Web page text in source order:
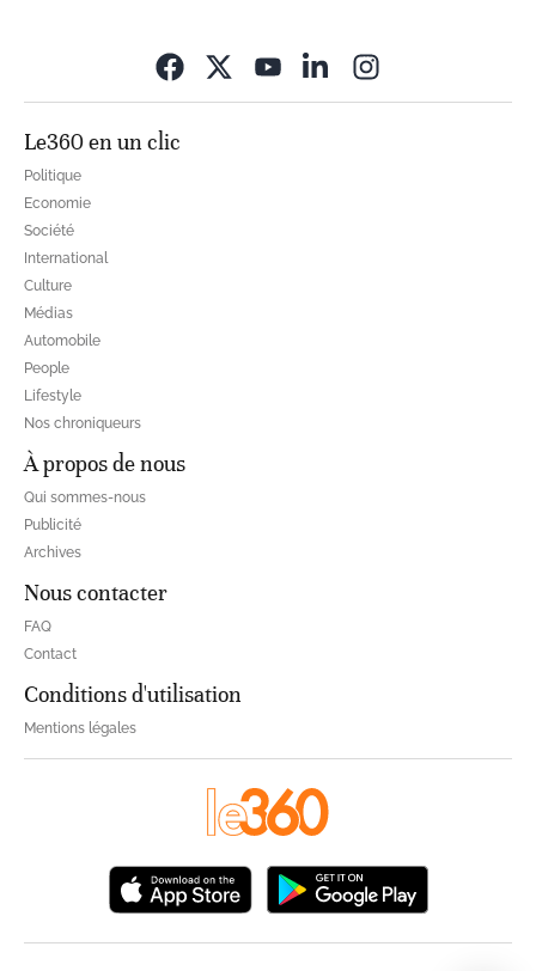
Le360 en un clic
Politique
Economie
Société
International
Culture
Médias
Automobile
People
Lifestyle
Nos chroniqueurs
À propos de nous
Qui sommes-nous
Publicité
Archives
Nous contacter
FAQ
Contact
Conditions d'utilisation
Mentions légales